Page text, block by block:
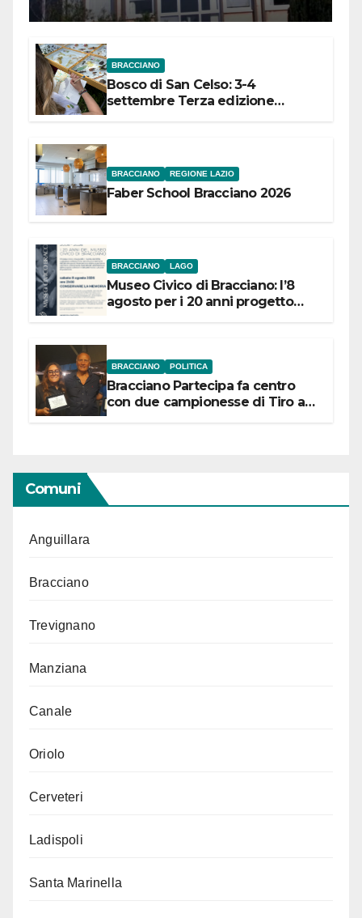
Meridionale
BRACCIANO
Bosco di San Celso: 3-4
settembre Terza edizione
BRACCIANO REGIONE LAZIO
Faber School Bracciano 2026
BRACCIANO LAGO
Museo Civico di Bracciano: l’8
agosto per i 20 anni progetto
BRACCIANO POLITICA
Bracciano Partecipa fa centro
con due campionesse di Tiro a
Comuni
Anguillara
Bracciano
Trevignano
Manziana
Canale
Oriolo
Cerveteri
Ladispoli
Santa Marinella